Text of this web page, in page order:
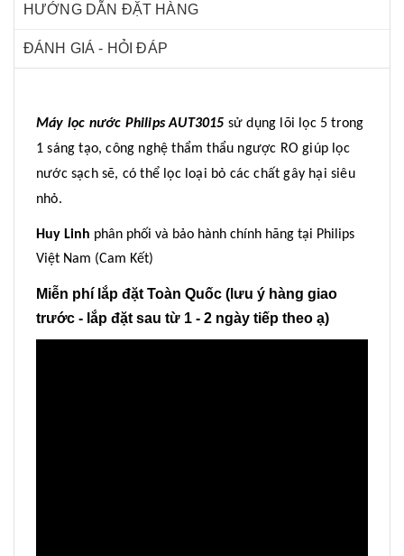
HƯỚNG DẪN ĐẶT HÀNG
ĐÁNH GIÁ - HỎI ĐÁP
Máy lọc nước Philips AUT3015 sử dụng lõi lọc 5 trong
1 sáng tạo, công nghệ thẩm thẩu ngược RO giúp lọc
nước sạch sẽ, có thể lọc loại bỏ các chất gây hại siêu
nhỏ.
Huy Linh phân phối và bảo hành chính hãng tại Philips
Việt Nam (Cam Kết)
Miễn phí lắp đặt Toàn Quốc (lưu ý hàng giao
trước - lắp đặt sau từ 1 - 2 ngày tiếp theo ạ)